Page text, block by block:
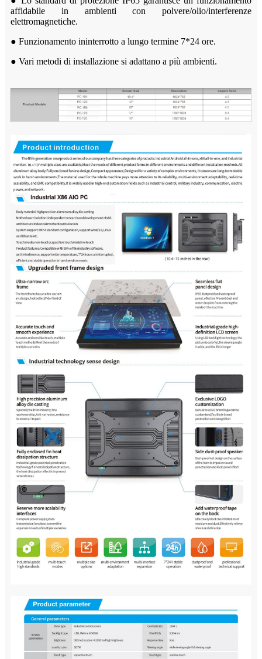
affidabile in ambienti con polvere/olio/interferenze
elettromagnetiche.
● Funzionamento ininterrotto a lungo termine 7*24 ore.
● Vari metodi di installazione si adattano a più ambienti.